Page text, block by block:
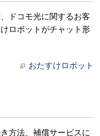
ドコモ光に関するお客
ロボットがチャット形
おたすけロボット
方法、補償サービスに